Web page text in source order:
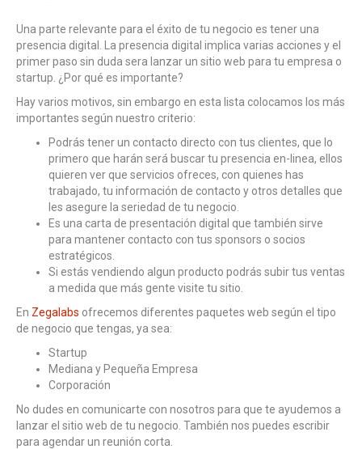
Una parte relevante para el éxito de tu negocio es tener una
presencia digital. La presencia digital implica varias acciones y el
primer paso sin duda sera lanzar un sitio web para tu empresa o
startup. ¿Por qué es importante?
Hay varios motivos, sin embargo en esta lista colocamos los más
importantes según nuestro criterio:
Podrás tener un contacto directo con tus clientes, que lo
primero que harán será buscar tu presencia en-linea, ellos
quieren ver que servicios ofreces, con quienes has
trabajado, tu información de contacto y otros detalles que
les asegure la seriedad de tu negocio.
Es una carta de presentación digital que también sirve
para mantener contacto con tus sponsors o socios
estratégicos.
Si estás vendiendo algun producto podrás subir tus ventas
a medida que más gente visite tu sitio.
En Zegalabs ofrecemos diferentes paquetes web según el tipo
de negocio que tengas, ya sea:
Startup
Mediana y Pequeña Empresa
Corporación
No dudes en comunicarte con nosotros para que te ayudemos a
lanzar el sitio web de tu negocio. También nos puedes escribir
para agendar un reunión corta.